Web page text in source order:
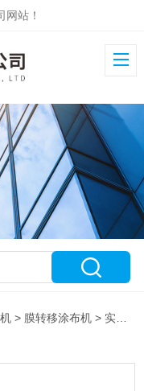
站！
> 膜转移涂布机 > 实验室膜转移施胶机ZB-MTB